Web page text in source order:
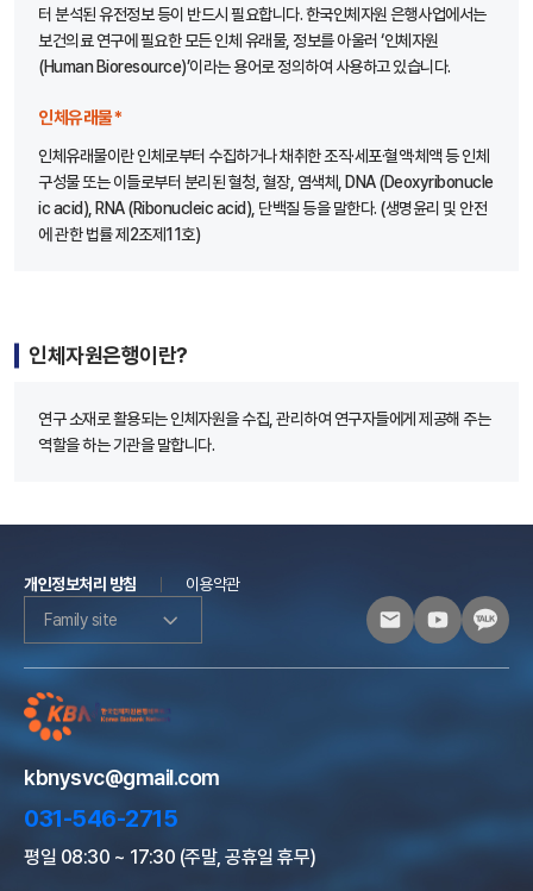
터 분석된 유전정보 등이 반드시 필요합니다. 한국인체자원 은행사업에서는
보건의료 연구에 필요한 모든 인체 유래물, 정보를 아울러 ‘인체자원
(Human Bioresource)’이라는 용어로 정의하여 사용하고 있습니다.
인체유래물*
인체유래물이란 인체로부터 수집하거나 채취한 조직·세포·혈액·체액 등 인체
구성물 또는 이들로부터 분리된 혈청, 혈장, 염색체, DNA (Deoxyribonucle
ic acid), RNA (Ribonucleic acid), 단백질 등을 말한다. (생명윤리 및 안전
에 관한 법률 제2조제11호)
인체자원은행이란?
연구 소재로 활용되는 인체자원을 수집, 관리하여 연구자들에게 제공해 주는
역할을 하는 기관을 말합니다.
개인정보처리 방침
이용약관
Family site
kbnysvc@gmail.com
031-546-2715
평일 08:30 ~ 17:30 (주말, 공휴일 휴무)